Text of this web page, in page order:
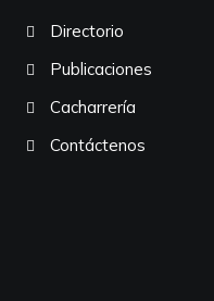
Directorio
Publicaciones
Cacharrería
Contáctenos